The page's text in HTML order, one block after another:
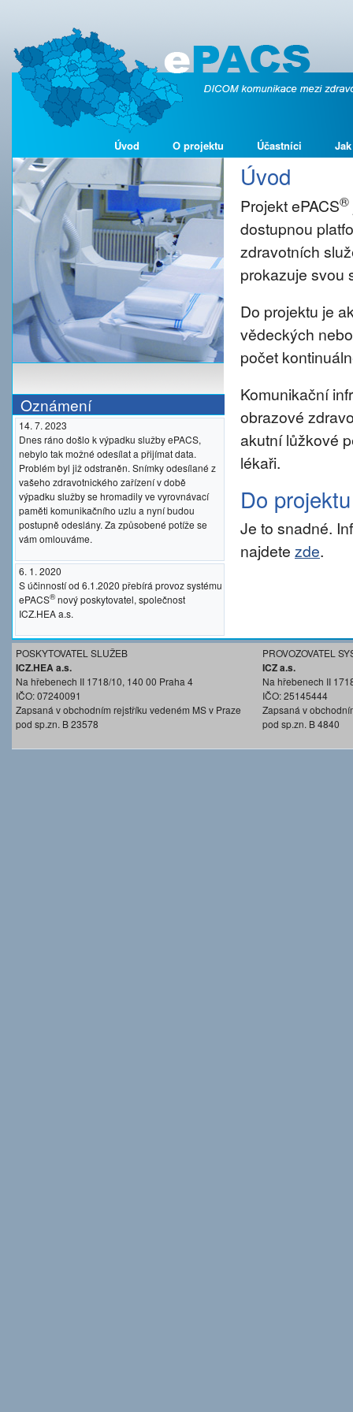
Úvod O projektu Účastníci
Oznámení
14. 7. 2023
Dnes ráno došlo k výpadku služby ePACS,
nebylo tak možné odesílat a přijímat data.
Problém byl již odstraněn. Snímky odesílané z
vašeho zdravotnického zařízení v době
výpadku služby se hromadily ve vyrovnávací
paměti komunikačního uzlu a nyní budou
postupně odeslány. Za způsobené potíže se
vám omlouváme.
6. 1. 2020
S účinností od 6.1.2020 přebírá provoz systému
ePACS®nový poskytovatel, společnost
ICZ.HEA a.s.
Úvod
Projekt ePACS®
dostupnou
zdravotních
prokazuje svou
Do projektu je
vědeckých
počet
Komunikační
obrazové
akutní lůžkové
lékaři.
Do
Je to snadné.
najdete zde.
POSKYTOVATEL SLUŽEB
ICZ.HEA a.s.
Na hřebenech II 1718/10, 140 00 Praha 4
IČO: 07240091
Zapsaná v obchodním rejstříku vedeném MS v Praze
pod sp.zn. B 23578
PROVOZOVATEL
ICZ a.s.
Na hřebenech II
IČO: 25145444
Zapsaná v
pod sp.zn. B 4840